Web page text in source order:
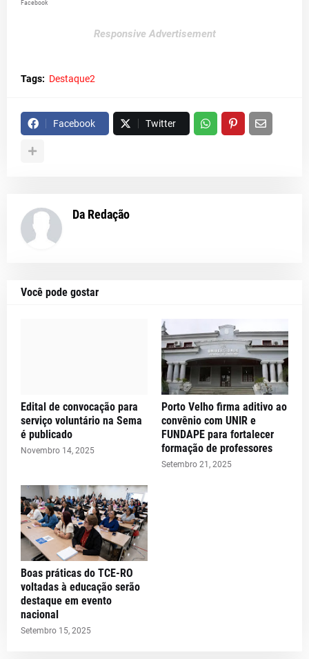
Facebook
Responsive Advertisement
Tags: Destaque2
Facebook Twitter
Da Redação
Você pode gostar
Edital de convocação para
serviço voluntário na Sema
é publicado
Novembro 14, 2025
Porto Velho firma aditivo ao
convênio com UNIR e
FUNDAPE para fortalecer
formação de professores
Setembro 21, 2025
Boas práticas do TCE-RO
voltadas à educação serão
destaque em evento
nacional
Setembro 15, 2025